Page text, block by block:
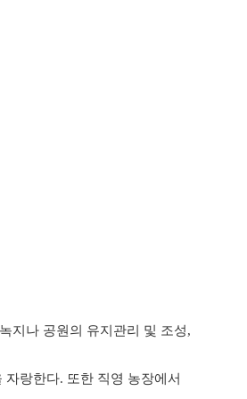
지나 공원의 유지관리 및 조성,
랑한다. 또한 직영 농장에서